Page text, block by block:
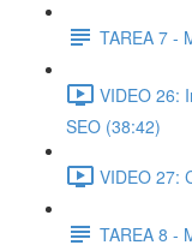
TAREA 7 -
VIDEO 26:
SEO (38:42)
VIDEO 27:
TAREA 8 -